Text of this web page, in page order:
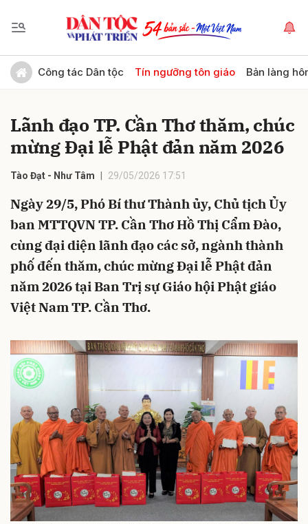
Công tác Dân tộc Tín ngưỡng tôn giáo Bản làng
Lãnh đạo TP. Cần Thơ thăm, chúc
mừng Đại lễ Phật đản năm 2026
Tào Đạt - Như Tâm 29/05/2026 17:51
Ngày 29/5, Phó Bí thư Thành ủy, Chủ tịch Ủy
ban MTTQVN TP. Cần Thơ Hồ Thị Cẩm Đào,
cùng đại diện lãnh đạo các sở, ngành thành
phố đến thăm, chúc mừng Đại lễ Phật đản
năm 2026 tại Ban Trị sự Giáo hội Phật giáo
Việt Nam TP. Cần Thơ.
Gửi bình luận
Hủy Gửi